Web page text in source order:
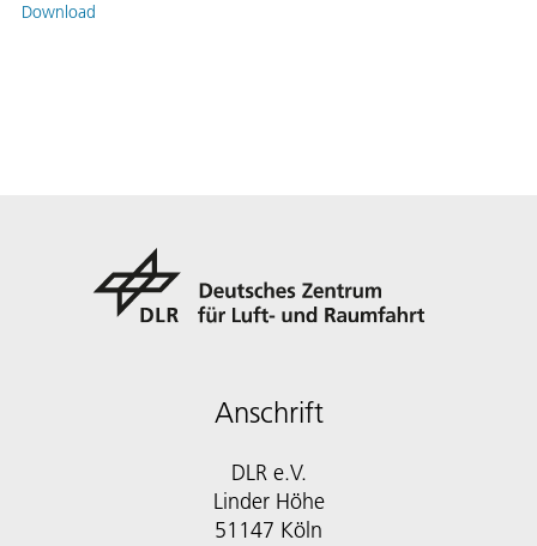
Download
Anschrift
DLR e.V.
Linder Höhe
51147 Köln